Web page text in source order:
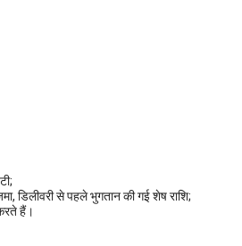
डिलीवरी से पहले भुगतान की गई शेष राशि;
हैं।